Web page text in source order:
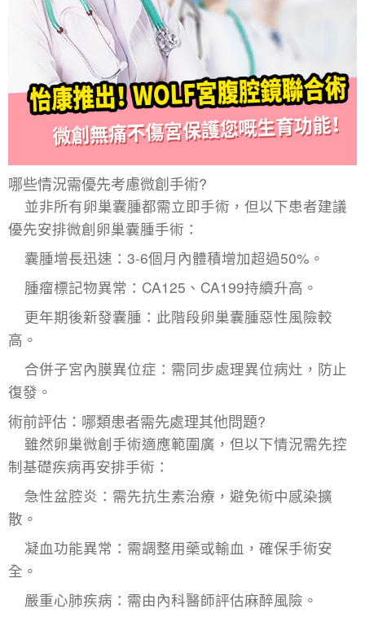
哪些情況需優先考慮微創手術?
並非所有卵巢囊腫都需立即手術，但以下患者建議
優先安排微創卵巢囊腫手術 ：
囊腫增長迅速：3-6個月內體積增加超過50%。
腫瘤標記物異常：CA125、CA199持續升高。
更年期後新發囊腫：此階段卵巢囊腫惡性風險較
高。
合併子宮內膜異位症 ：需同步處理異位病灶，防止
復發。
術前評估：哪類患者需先處理其他問題?
雖然卵巢微創手術適應範圍廣，但以下情況需先控
制基礎疾病再安排手術：
急性盆腔炎：需先抗生素治療，避免術中感染擴
散。
凝血功能異常：需調整用藥或輸血，確保手術安
全。
嚴重心肺疾病：需由內科醫師評估麻醉風險。